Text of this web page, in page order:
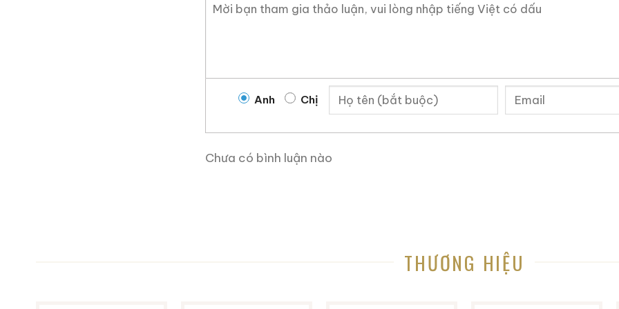
So với các phiên bản Macallan 18 Sherry Oak hiện đại, bản 1975 mang nhiều
Trái cây khô và gia vị mang chiều sâu, không sắc cạnh
Gỗ sồi châu Âu thể hiện mạnh nhưng hài hòa
Tổng thể trầm, ấm và mang tính chiêm nghiệm
Macallan 18 Sherry Oak 1975 ngày nay không chỉ là một chai whisky để uống,
Anh Chị
Chưa có bình luận nào
THƯƠNG HIỆU